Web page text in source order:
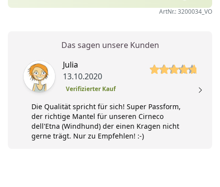
ArtNr.: 3200034_VO
Das sagen unsere Kunden
Julia
13.10.2020
Verifizierter Kauf
5 von 5 Sterne
Die Qualität spricht für sich! Super Passform,
der richtige Mantel für unseren Cirneco
dell'Etna (Windhund) der einen Kragen nicht
gerne trägt. Nur zu Empfehlen! :-)